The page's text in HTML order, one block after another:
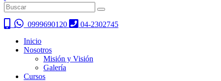
0999690120
04-2302745
Inicio
Nosotros
Misión y Visión
Galería
Cursos